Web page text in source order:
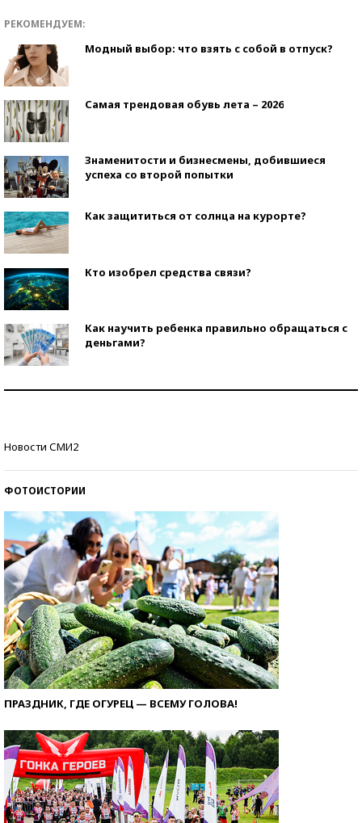
РЕКОМЕНДУЕМ:
Модный выбор: что взять с собой в отпуск?
Самая трендовая обувь лета – 2026
Знаменитости и бизнесмены, добившиеся
успеха со второй попытки
Как защититься от солнца на курорте?
Кто изобрел средства связи?
Как научить ребенка правильно обращаться с
деньгами?
Новости СМИ2
ФОТОИСТОРИИ
ПРАЗДНИК, ГДЕ ОГУРЕЦ — ВСЕМУ ГОЛОВА!